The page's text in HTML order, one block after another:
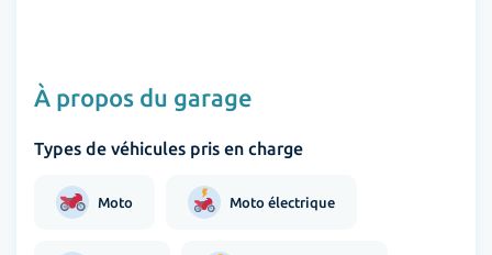
À propos du garage
Types de véhicules pris en charge
Moto Moto électrique